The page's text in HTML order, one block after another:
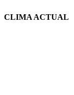
CLIMA ACTUAL